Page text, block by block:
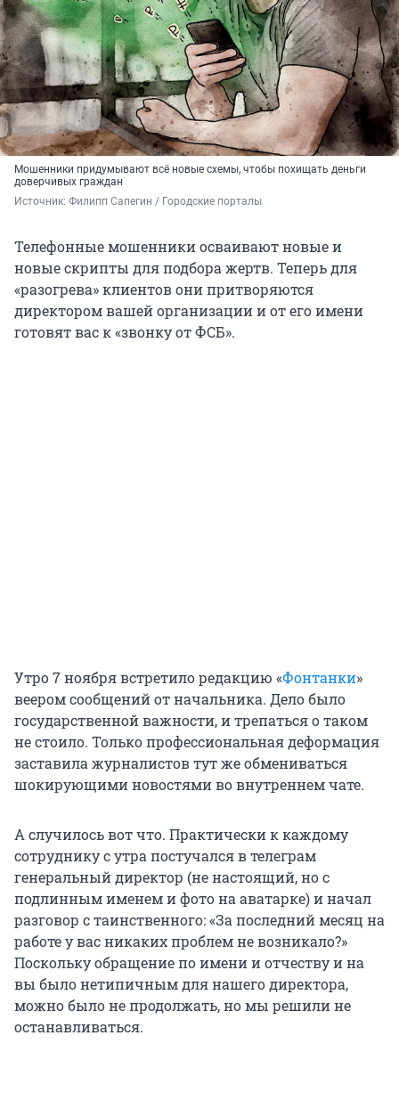
Мошенники придумывают всё новые схемы, чтобы похищать деньги
доверчивых граждан
Источник: Филипп Сапегин / Городские порталы
Телефонные мошенники осваивают новые и
новые скрипты для подбора жертв. Теперь для
«разогрева» клиентов они притворяются
директором вашей организации и от его имени
готовят вас к «звонку от ФСБ».
Утро 7 ноября встретило редакцию «Фонтанки»
веером сообщений от начальника. Дело было
государственной важности, и трепаться о таком
не стоило. Только профессиональная деформация
заставила журналистов тут же обмениваться
шокирующими новостями во внутреннем чате.
А случилось вот что. Практически к каждому
сотруднику с утра постучался в телеграм
генеральный директор (не настоящий, но с
подлинным именем и фото на аватарке) и начал
разговор с таинственного: «За последний месяц на
работе у вас никаких проблем не возникало?»
Поскольку обращение по имени и отчеству и на
вы было нетипичным для нашего директора,
можно было не продолжать, но мы решили не
останавливаться.